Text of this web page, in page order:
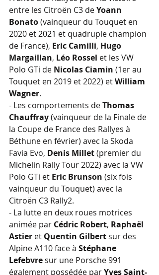
entre les Citroën C3 de Yoann
Bonato (vainqueur du Touquet en
2020 et 2021 et quadruple champion
de France), Eric Camilli, Hugo
Margaillan, Léo Rossel et les VW
Polo GTi de Nicolas Ciamin (1er au
Touquet en 2019 et 2022) et William
Wagner.
- Les comportements de Thomas
Chauffray (vainqueur de la Finale de
la Coupe de France des Rallyes à
Béthune en février) avec la Skoda
Favia Evo, Denis Millet (premier du
Michelin Rally Tour 2022) avec la VW
Polo GTi et Eric Brunson (six fois
vainqueur du Touquet) avec la
Citroën C3 Rally2.
- La lutte en deux roues motrices
animée par Cédric Robert, Raphaël
Astier et Quentin Gilbert sur des
Alpine A110 face à Stéphane
Lefebvre sur une Porsche 991
également possédée par Yves Saint-